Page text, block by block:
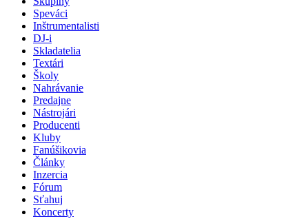
Speváci
Inštrumentalisti
DJ-i
Skladatelia
Textári
Školy
Nahrávanie
Predajne
Nástrojári
Producenti
Kluby
Fanúšikovia
Články
Inzercia
Fórum
Sťahuj
Koncerty